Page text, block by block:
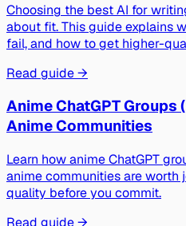
Choosing the best AI for
about fit. This guide explains
fail, and how to get higher-
Read guide →
Anime ChatGPT
Anime Communities
Learn how anime ChatGPT
anime communities are worth
quality before you commit.
Read guide →